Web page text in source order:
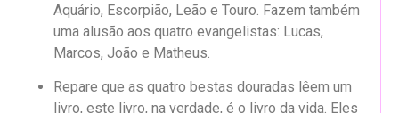
Aquário, Escorpião, Leão e Touro. Fazem também
uma alusão aos quatro evangelistas: Lucas,
Marcos, João e Matheus.
Repare que as quatro bestas douradas lêem um
livro, este livro, na verdade, é o livro da vida. Eles